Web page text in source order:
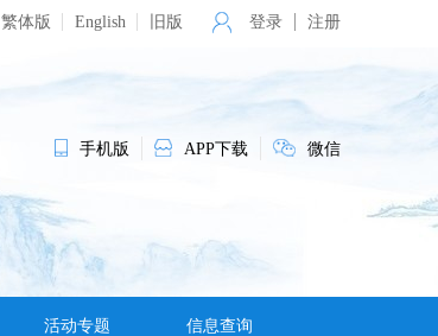
繁体版 English 旧版 登录 注册
手机版 APP下载 微信
活动专题 信息查询